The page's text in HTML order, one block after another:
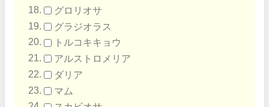
グロリオサ
グラジオラス
トルコキキョウ
アルストロメリア
ダリア
マム